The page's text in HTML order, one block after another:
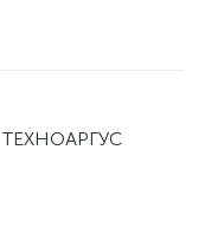
ТЕХНОАРГУС